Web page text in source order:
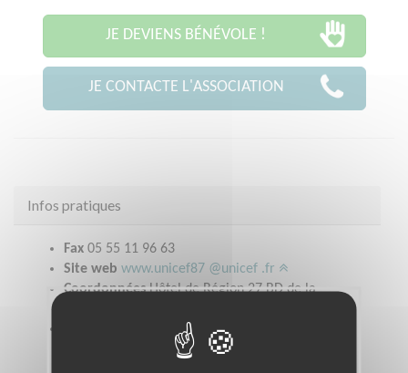
JE DEVIENS BÉNÉVOLE !
JE CONTACTE L'ASSOCIATION
Infos pratiques
Fax 05 55 11 96 63
Site web www.unicef87 @unicef .fr
CoordonnéesHôtel de Région 27 BD de la
Heures d'ouverture
la boutique est ouverte du mardi au vendredi de